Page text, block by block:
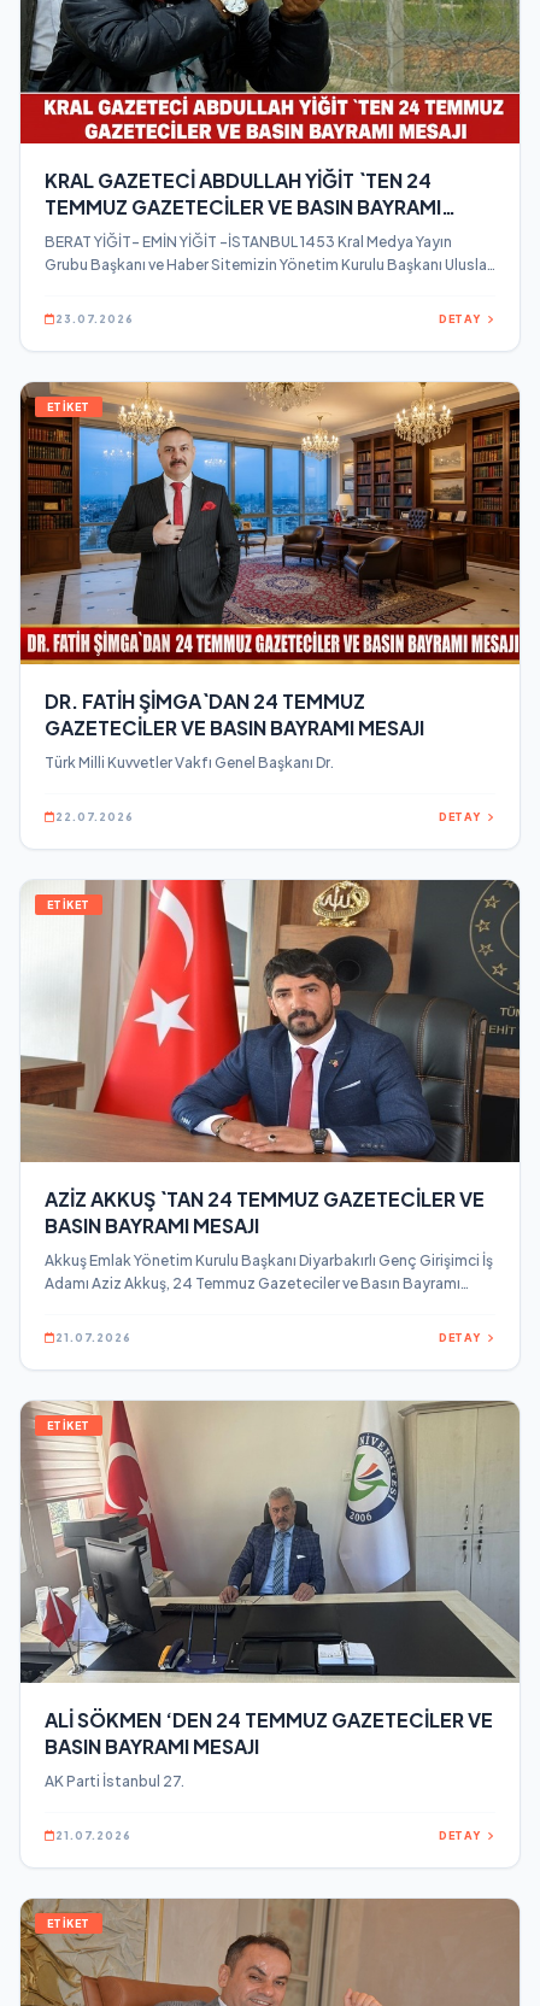
KRAL GAZETECİ ABDULLAH YİĞİT `TEN 24
TEMMUZ GAZETECİLER VE BASIN BAYRAMI
MESAJI
BERAT YİĞİT- EMİN YİĞİT -İSTANBUL 1453 Kral Medya Yayın
Grubu Başkanı ve Haber Sitemizin Yönetim Kurulu Başkanı Uluslar
Gazeteciler ve Basın Bayramı dolayısıyla bir mesaj yayınladı.
23.07.2026 DETAY
ETİKET
DR. FATİH ŞİMGA`DAN 24 TEMMUZ
GAZETECİLER VE BASIN BAYRAMI MESAJI
Türk Milli Kuvvetler Vakfı Genel Başkanı Dr.
22.07.2026 DETAY
ETİKET
AZİZ AKKUŞ `TAN 24 TEMMUZ GAZETECİLER VE
BASIN BAYRAMI MESAJI
Akkuş Emlak Yönetim Kurulu Başkanı Diyarbakırlı Genç Girişimci İş
Adamı Aziz Akkuş, 24 Temmuz Gazeteciler ve Basın Bayramı
21.07.2026 DETAY
ETİKET
ALİ SÖKMEN ‘DEN 24 TEMMUZ GAZETECİLER VE
BASIN BAYRAMI MESAJI
AK Parti İstanbul 27.
21.07.2026 DETAY
ETİKET